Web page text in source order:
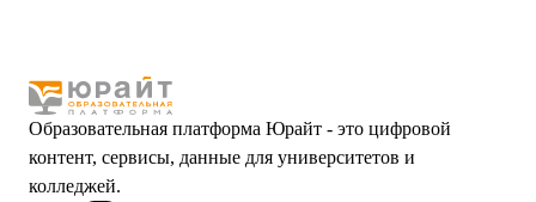
Образовательная платформа Юрайт - это цифровой
контент, сервисы, данные для университетов и
колледжей.